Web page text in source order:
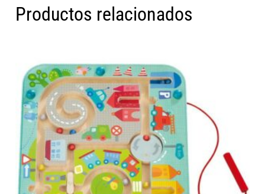
Productos relacionados